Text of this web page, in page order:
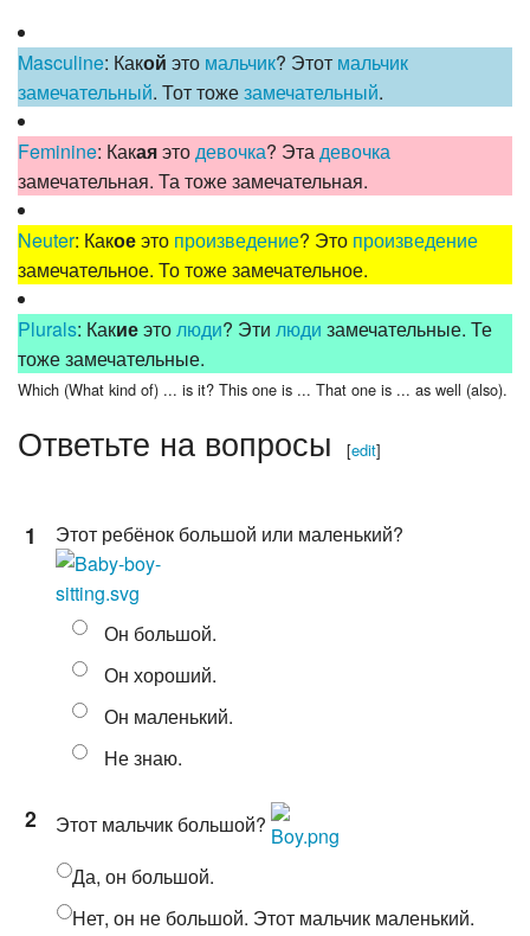
Masculine: Какой это мальчик? Этот мальчик
замечательный. Тот тожезамечательный.
Feminine: Какаяэтодевочка? Этадевочка
замечательная. Та тоже замечательная.
Neuter: Какоеэто произведение? Это произведение
замечательное. То тоже замечательное.
Plurals: Какиеэтолюди? Эти люди замечательные. Те
тоже замечательные.
Which (What kind of) ... is it? This one is ... That one is ... as well (also).
Ответьте на вопросы [edit]
1 Этот ребёнок большой или маленький?
Он большой.
Он хороший.
Он маленький.
Не знаю.
2
Этот мальчик большой?
Да, он большой.
Нет, он не большой. Этот мальчик маленький.